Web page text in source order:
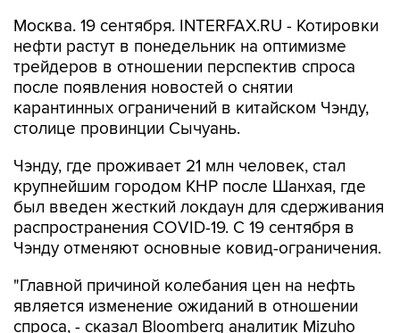
Москва. 19 сентября. INTERFAX.RU - Котировки
нефти растут в понедельник на оптимизме
трейдеров в отношении перспектив спроса
после появления новостей о снятии
карантинных ограничений в китайском Чэнду,
столице провинции Сычуань.
Чэнду, где проживает 21 млн человек, стал
крупнейшим городом КНР после Шанхая, где
был введен жесткий локдаун для сдерживания
распространения COVID-19. С 19 сентября в
Чэнду отменяют основные ковид-ограничения.
"Главной причиной колебания цен на нефть
является изменение ожиданий в отношении
спроса, - сказал Bloomberg аналитик Mizuho